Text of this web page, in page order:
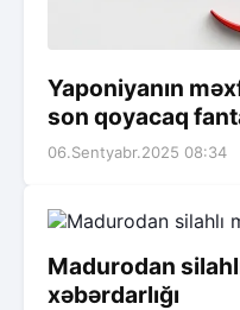
Yaponiyanın
son qoyacaq
06.Sentyabr.2025 08:34
Madurodan
xəbərdarlığı